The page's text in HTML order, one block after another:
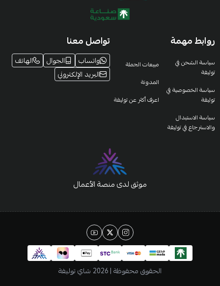
روابط مهمة
سياسة الشحن في
توليفة
سياسة الخصوصية في
توليفة
سياسة الاستبدال
والاسترجاع في توليفة
مبيعات الجملة
المدونة
اعرف أكثر عن توليفة
تواصل معنا
واتساب الجوال
الهاتف
البريد الإلكتروني
موثق لدى منصة الأعمال
الحقوق محفوظة | 2026 شاي توليفة